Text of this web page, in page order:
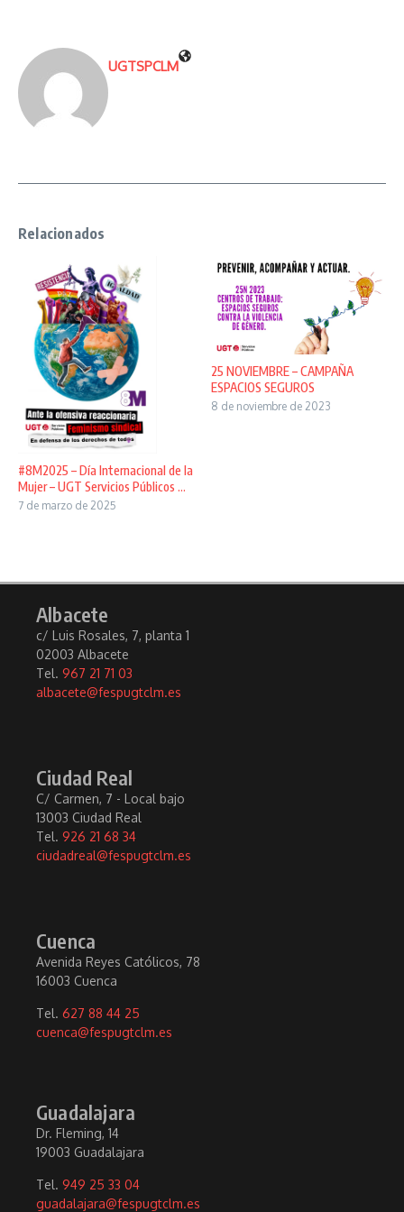
UGTSPCLM
Relacionados
#8M2025 – Día Internacional de la
Mujer – UGT Servicios Públicos ...
7 de marzo de 2025
25 NOVIEMBRE – CAMPAÑA
ESPACIOS SEGUROS
8 de noviembre de 2023
Albacete
c/ Luis Rosales, 7, planta 1
02003 Albacete
Tel. 967 21 71 03
albacete@fespugtclm.es
Ciudad Real
C/ Carmen, 7 - Local bajo
13003 Ciudad Real
Tel. 926 21 68 34
ciudadreal@fespugtclm.es
Cuenca
Avenida Reyes Católicos, 78
16003 Cuenca
Tel. 627 88 44 25
cuenca@fespugtclm.es
Guadalajara
Dr. Fleming, 14
19003 Guadalajara
Tel. 949 25 33 04
guadalajara@fespugtclm.es